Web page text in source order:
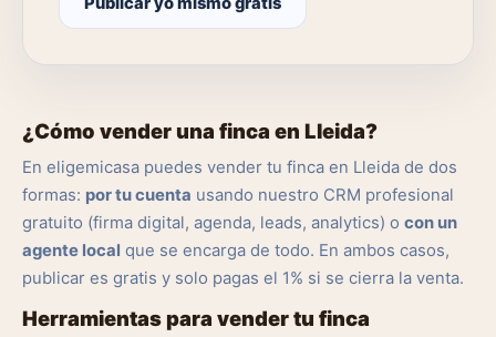
¿Cómo vender una finca en Lleida?
En eligemicasa puedes vender tu finca en Lleida de dos
formas: por tu cuenta usando nuestro CRM profesional
gratuito (firma digital, agenda, leads, analytics) o con un
agente local que se encarga de todo. En ambos casos,
publicar es gratis y solo pagas el 1% si se cierra la venta.
Herramientas para vender tu finca